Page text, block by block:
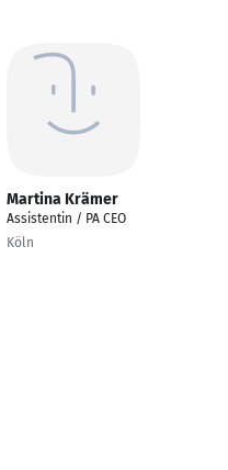
Martina Krämer
Assistentin / PA CEO
Köln